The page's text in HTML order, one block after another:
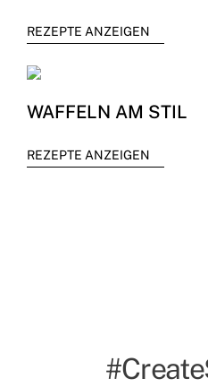
REZEPTE ANZEIGEN
WAFFELN AM STIL
REZEPTE ANZEIGEN